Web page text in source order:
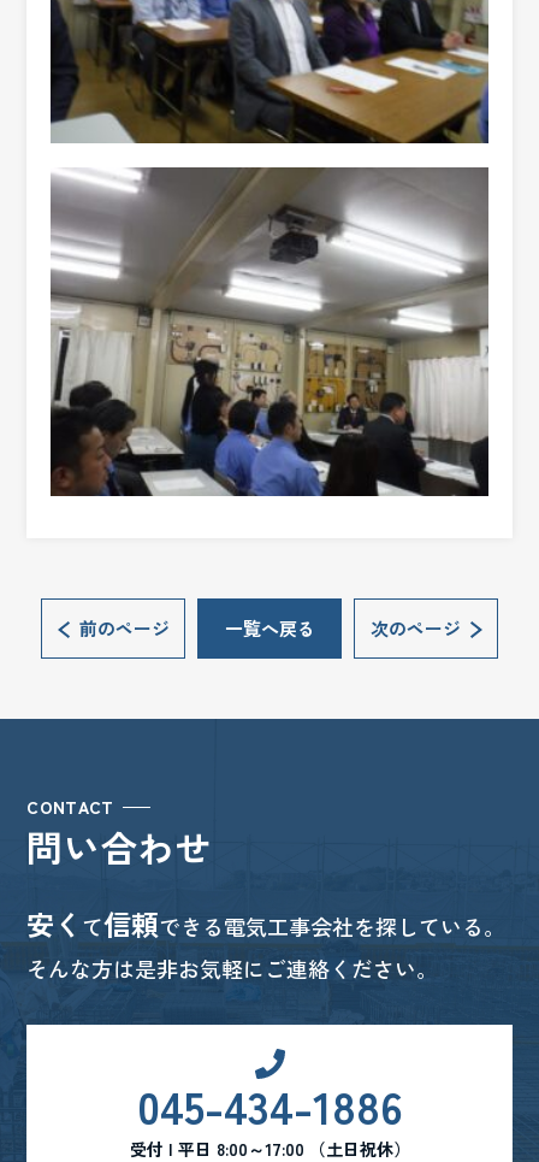
前のページ 一覧へ戻る 次のページ
CONTACT
問い合わせ
安く て信頼できる電気工事会社を探している。
そんな方は是非お気軽にご連絡ください。
045-434-1886
受付 | 平日 8:00～17:00 （土日祝休）